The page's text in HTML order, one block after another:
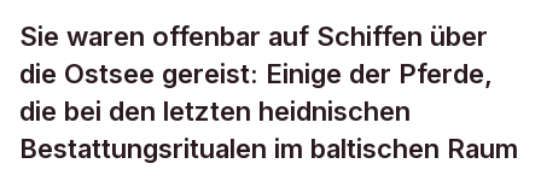
GESCHICHTE & ARCHÄOLOGIE
Heidnische Pferdeopfer im Visier
Sie waren offenbar auf Schiffen über
die Ostsee gereist: Einige der Pferde,
die bei den letzten heidnischen
Bestattungsritualen im baltischen Raum